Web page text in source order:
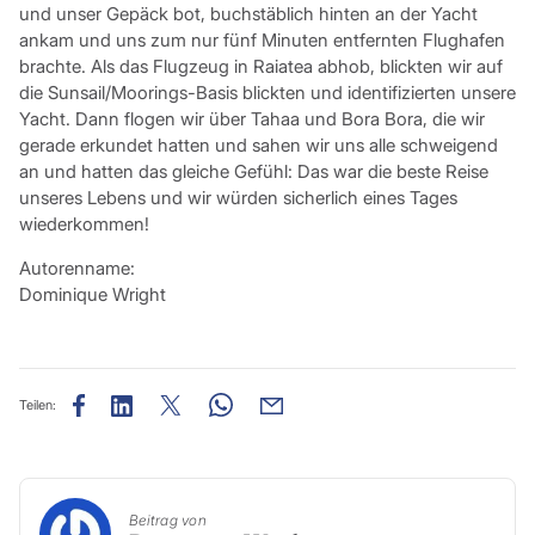
und unser Gepäck bot, buchstäblich hinten an der Yacht
ankam und uns zum nur fünf Minuten entfernten Flughafen
brachte. Als das Flugzeug in Raiatea abhob, blickten wir auf
die Sunsail/Moorings-Basis blickten und identifizierten unsere
Yacht. Dann flogen wir über Tahaa und Bora Bora, die wir
gerade erkundet hatten und sahen wir uns alle schweigend
an und hatten das gleiche Gefühl: Das war die beste Reise
unseres Lebens und wir würden sicherlich eines Tages
wiederkommen!
Autorenname:
Dominique Wright
Teilen:
Beitrag von